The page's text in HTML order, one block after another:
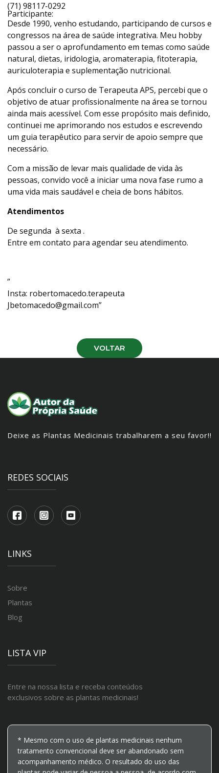
(71) 98117-0292
Participante:
Desde 1990, venho estudando, participando de cursos e
congressos na área de saúde integrativa. Meu hobby
passou a ser o aprofundamento em temas como saúde
natural, dietas, iridologia, aromaterapia, fitoterapia,
auriculoterapia e suplementação nutricional.
Após concluir o curso de Terapeuta APS, percebi que o
objetivo de atuar profissionalmente na área se tornou
ainda mais acessível. Com esse propósito mais definido,
continuei me aprimorando nos estudos e escrevendo
um guia terapêutico para servir de apoio sempre que
necessário.
Com a missão de levar mais qualidade de vida às
pessoas, convido você a iniciar uma nova fase rumo a
uma vida mais saudável e cheia de bons hábitos.
Atendimentos
De segunda à sexta .
Entre em contato para agendar seu atendimento.
”
Insta: robertomacedo.terapeuta
Jbetomacedo@gmail.com”
VOLTAR
Deixe as Plantas Medicinais trabalharem a seu favor!!
REDES SOCIAIS
LINKS
Sobre
Plantas
Blog
LISTA VIP
Entre na nossa lista e receba conteúdos
exclusivos sobre as plantas medicinais!
* Mesmo com o uso de plantas medicinais nenhum
tratamento convencional deve ser abandonado sem
acompanhamento médico. O resultado do uso das